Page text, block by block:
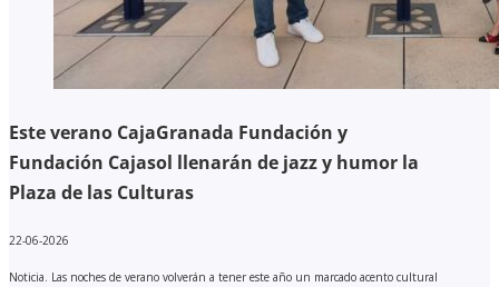
Este verano CajaGranada Fundación y
Fundación Cajasol llenarán de jazz y humor la
Plaza de las Culturas
22-06-2026
Noticia. Las noches de verano volverán a tener este año un marcado acento cultural